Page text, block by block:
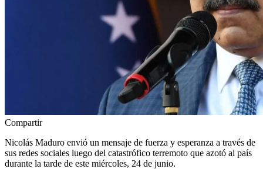
Compartir
Nicolás Maduro envió un mensaje de fuerza y esperanza a través de
sus redes sociales luego del catastrófico terremoto que azotó al país
durante la tarde de este miércoles, 24 de junio.